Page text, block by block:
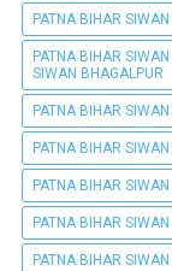
PATNA BIHAR
PATNA BIHAR
SIWAN BHAGALPUR
PATNA BIHAR
PATNA BIHAR
PATNA BIHAR
PATNA BIHAR
PATNA BIHAR